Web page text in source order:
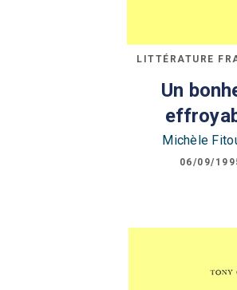
LITTÉRATURE
Un
Michèle
06/09/